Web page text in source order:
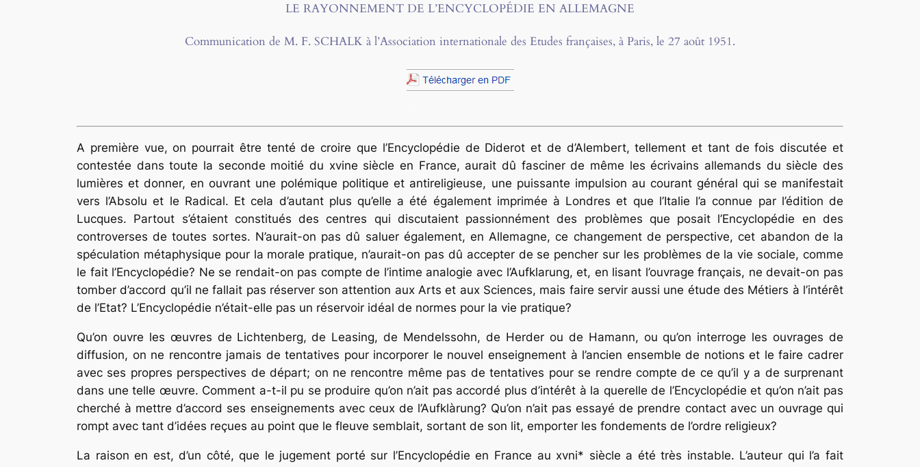
LE RAYONNEMENT DE L’ENCYCLOPÉDIE EN ALLEMAGNE
Communication de M. F. SCHALK à l’Association internationale des Etudes françaises, à Paris, le 27 août 1951.
A première vue, on pourrait être tenté de croire que l’Encyclopédie de Diderot et de d’Alembert, tellement et tant de fois discutée et
contestée dans toute la seconde moitié du xvine siècle en France, aurait dû fasciner de même les écrivains allemands du siècle des
lumières et donner, en ouvrant une polémique politique et antireligieuse, une puissante impulsion au courant général qui se manifestait
vers l’Absolu et le Radical. Et cela d’autant plus qu’elle a été également imprimée à Londres et que l’Italie l’a connue par l’édition de
Lucques. Partout s’étaient constitués des centres qui discutaient passionnément des problèmes que posait l’Encyclopédie en des
controverses de toutes sortes. N’aurait-on pas dû saluer également, en Allemagne, ce changement de perspective, cet abandon de la
spéculation métaphysique pour la morale pratique, n’aurait-on pas dû accepter de se pencher sur les problèmes de la vie sociale, comme
le fait l’Encyclopédie? Ne se rendait-on pas compte de l’intime analogie avec l’Aufklarung, et, en lisant l’ouvrage français, ne devait-on pas
tomber d’accord qu’il ne fallait pas réserver son attention aux Arts et aux Sciences, mais faire servir aussi une étude des Métiers à l’intérêt
de l’Etat? L’Encyclopédie n’était-elle pas un réservoir idéal de normes pour la vie pratique?
Qu’on ouvre les œuvres de Lichtenberg, de Leasing, de Mendelssohn, de Herder ou de Hamann, ou qu’on interroge les ouvrages de
diffusion, on ne rencontre jamais de tentatives pour incorporer le nouvel enseignement à l’ancien ensemble de notions et le faire cadrer
avec ses propres perspectives de départ; on ne rencontre même pas de tentatives pour se rendre compte de ce qu’il y a de surprenant
dans une telle œuvre. Comment a-t-il pu se produire qu’on n’ait pas accordé plus d’intérêt à la querelle de l’Encyclopédie et qu’on n’ait pas
cherché à mettre d’accord ses enseignements avec ceux de l’Aufklàrung? Qu’on n’ait pas essayé de prendre contact avec un ouvrage qui
rompt avec tant d’idées reçues au point que le fleuve semblait, sortant de son lit, emporter les fondements de l’ordre religieux?
La raison en est, d’un côté, que le jugement porté sur l’Encyclopédie en France au xvni* siècle a été très instable. L’auteur qui l’a fait